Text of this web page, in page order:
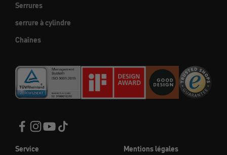
Serrures
serrure à cylindre
Chaînes
Service
Mentions légales